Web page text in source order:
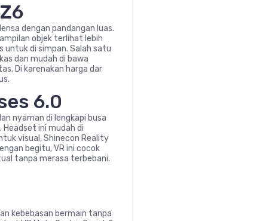
dengan pandangan luas.
objek terlihat lebih
untuk di simpan. Salah satu
dan mudah di bawa
Di karenakan harga dar
6.0
nyaman di lengkapi busa
ini mudah di
visual, Shinecon Reality
begitu, VR ini cocok
tanpa merasa terbebani.
kebebasan bermain tanpa